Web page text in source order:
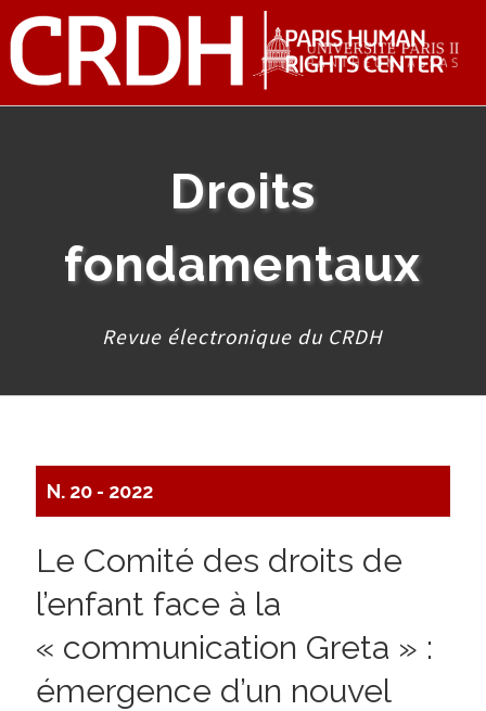
Droits
fondamentaux
Revue électronique du CRDH
N. 20 - 2022
Le Comité des droits de
l’enfant face à la
« communication Greta » :
émergence d’un nouvel